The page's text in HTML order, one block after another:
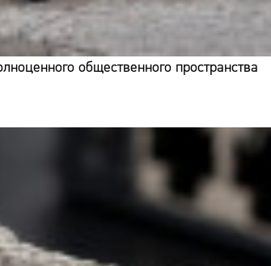
общественного пространства